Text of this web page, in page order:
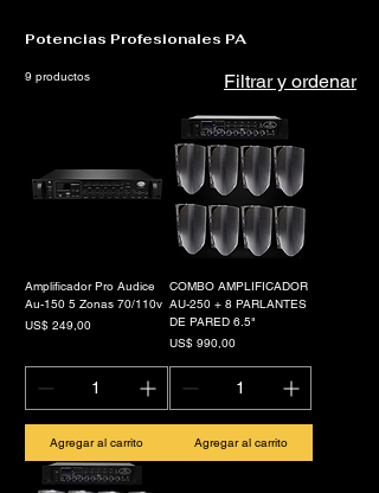
Potencias Profesionales PA
9 productos Filtrar y ordenar
Amplificador Pro Audice
Au-150 5 Zonas 70/110v
Precio
US$ 249,00
Agregar al carrito
COMBO AMPLIFICADOR
AU-250 + 8 PARLANTES
DE PARED 6.5"
Precio
US$ 990,00
Agregar al carrito